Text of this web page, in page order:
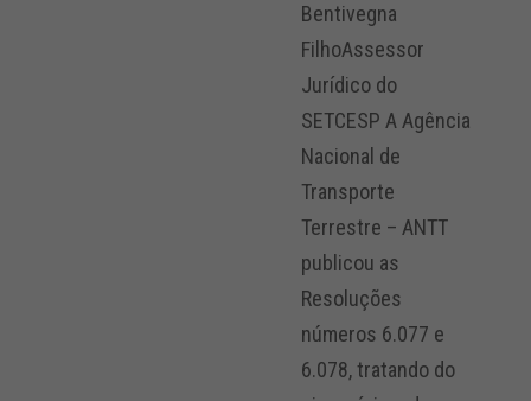
Bentivegna
FilhoAssessor
Jurídico do
SETCESP A Agência
Nacional de
Transporte
Terrestre – ANTT
publicou as
Resoluções
números 6.077 e
6.078, tratando do